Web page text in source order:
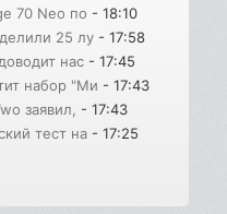
70 Neo по - 18:10
25 лу - 17:58
нас - 17:45
набор "Ми - 17:43
заявил, - 17:43
тест на - 17:25